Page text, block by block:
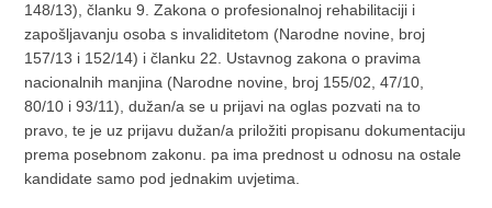
148/13), članku 9. Zakona o profesionalnoj rehabilitaciji i
zapošljavanju osoba s invaliditetom (Narodne novine, broj
157/13 i 152/14) i članku 22. Ustavnog zakona o pravima
nacionalnih manjina (Narodne novine, broj 155/02, 47/10,
80/10 i 93/11), dužan/a se u prijavi na oglas pozvati na to
pravo, te je uz prijavu dužan/a priložiti propisanu dokumentaciju
prema posebnom zakonu. pa ima prednost u odnosu na ostale
kandidate samo pod jednakim uvjetima.